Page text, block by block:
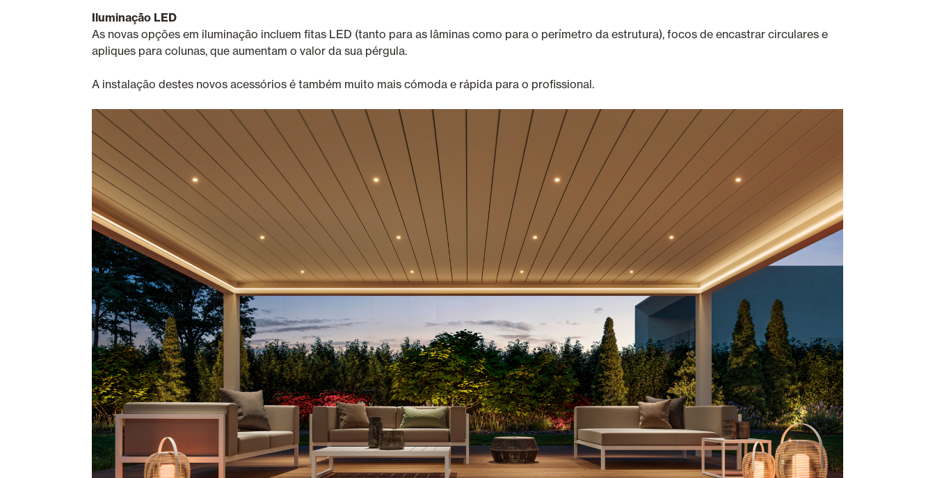
Iluminação LED
As novas opções em iluminação incluem fitas LED (tanto para as lâminas como para o perímetro da estrutura), focos de encastrar circulares e
apliques para colunas, que aumentam o valor da sua pérgula.
A instalação destes novos acessórios é também muito mais cómoda e rápida para o profissional.